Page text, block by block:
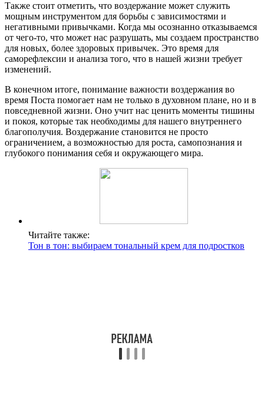
Также стоит отметить, что воздержание может служить
мощным инструментом для борьбы с зависимостями и
негативными привычками. Когда мы осознанно отказываемся
от чего-то, что может нас разрушать, мы создаем пространство
для новых, более здоровых привычек. Это время для
саморефлексии и анализа того, что в нашей жизни требует
изменений.
В конечном итоге, понимание важности воздержания во
время Поста помогает нам не только в духовном плане, но и в
повседневной жизни. Оно учит нас ценить моменты тишины
и покоя, которые так необходимы для нашего внутреннего
благополучия. Воздержание становится не просто
ограничением, а возможностью для роста, самопознания и
глубокого понимания себя и окружающего мира.
Читайте также:
Тон в тон: выбираем тональный крем для подростков